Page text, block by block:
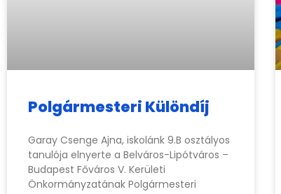
Polgármesteri Különdíj
Garay Csenge Ajna, iskolánk 9.B osztályos
tanulója elnyerte a Belváros-Lipótváros –
Budapest Főváros V. Kerületi
Önkormányzatának Polgármesteri